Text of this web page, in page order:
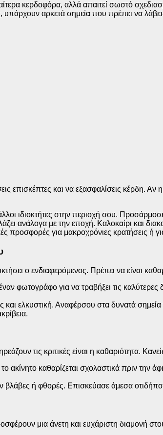
κερδοφόρα, αλλά απαιτεί σωστό
υπάρχουν αρκετά σημεία που πρέπει να
επισκέπτες και να εξασφαλίσεις κέρδη.
ιδιοκτήτες στην περιοχή σου.
ανάλογα με την εποχή. Καλοκαίρι και
προσφορές για μακροχρόνιες κρατήσεις ή
ο ενδιαφερόμενος. Πρέπει να είναι
φωτογράφο για να τραβήξει τις
και ελκυστική. Αναφέρσου στα δυνατά
τις κριτικές είναι η καθαριότητα.
ακίνητο καθαρίζεται σχολαστικά πριν την
βλάβες ή φθορές. Επισκεύασε άμεσα
μια άνετη και ευχάριστη διαμονή